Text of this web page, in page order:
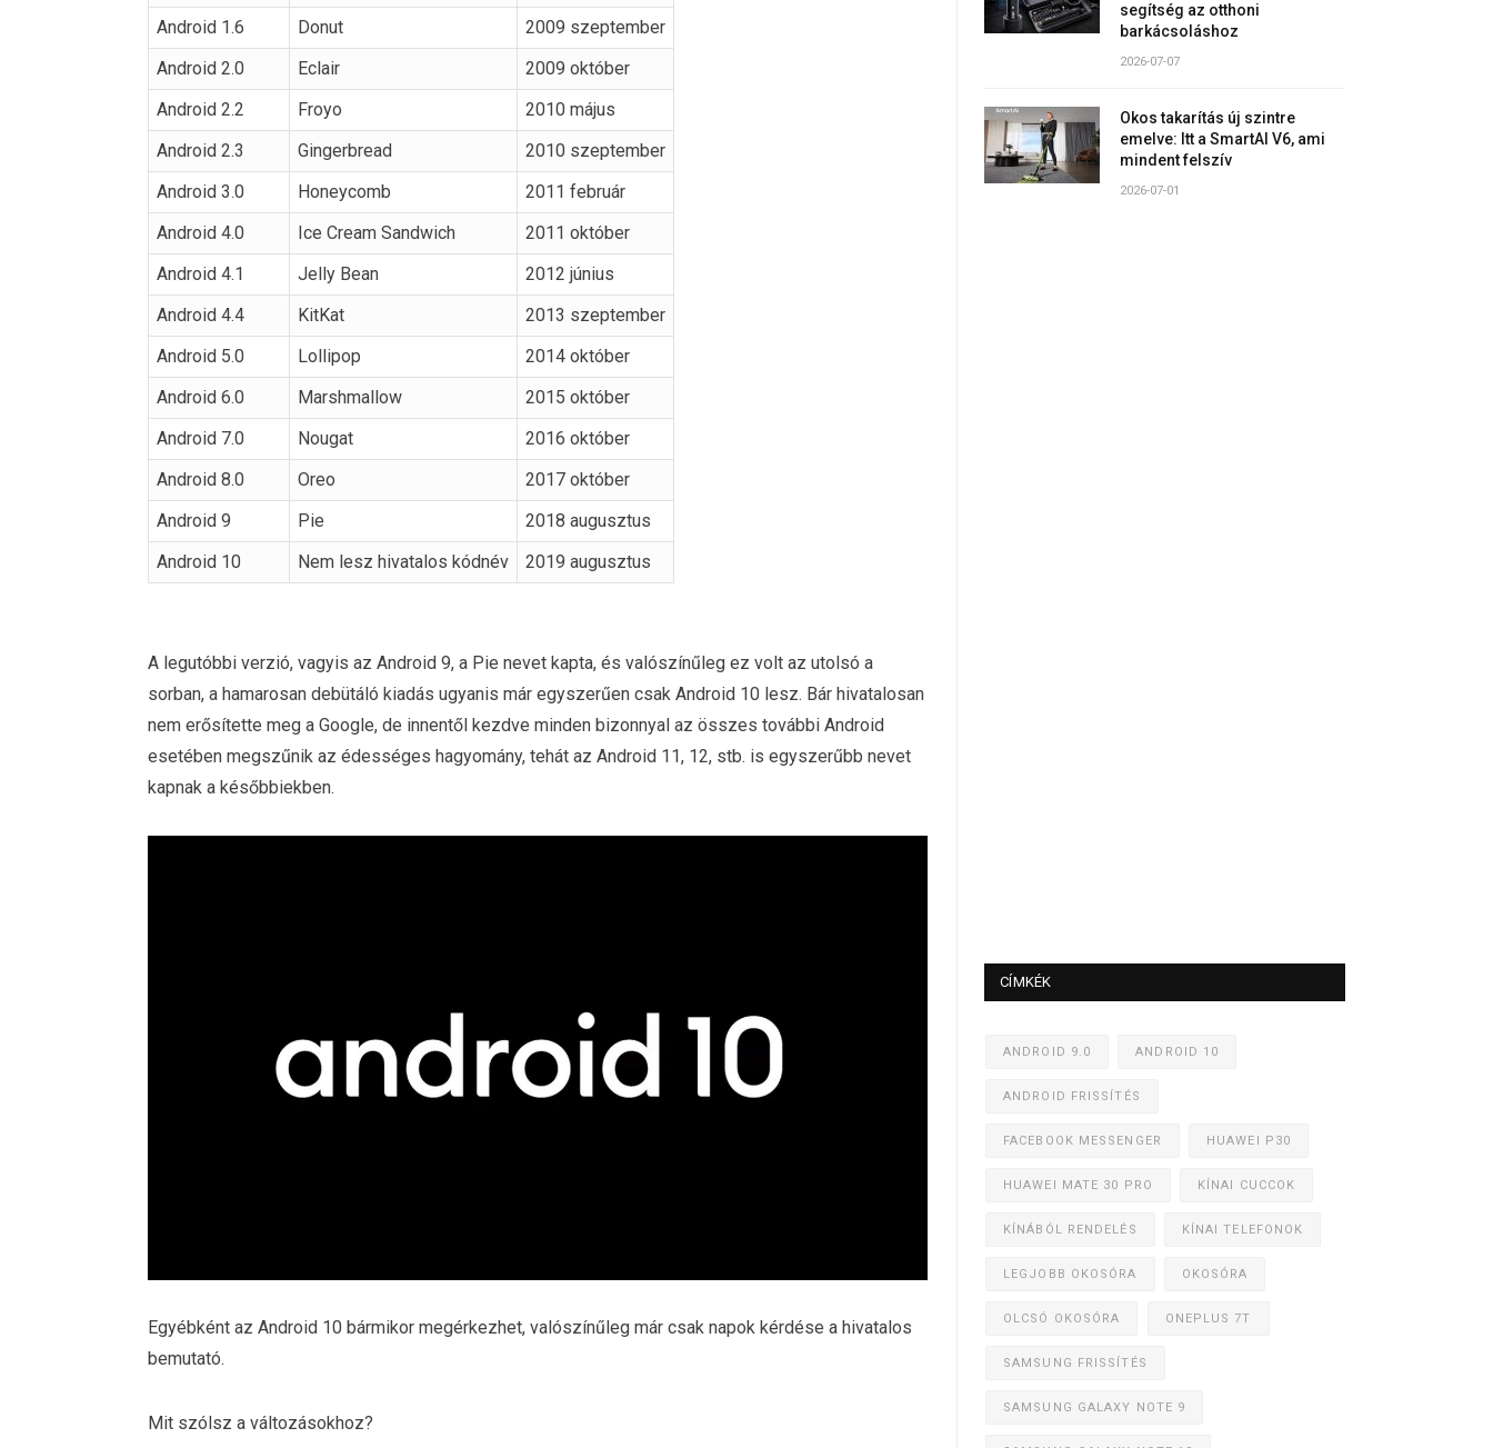
Android 1.6
Donut
2009 szeptember
Android 2.0
Eclair
2009 október
Android 2.2
Froyo
2010 május
Android 2.3
Gingerbread
2010 szeptember
Android 3.0
Honeycomb
2011 február
Android 4.0
Ice Cream Sandwich
2011 október
Android 4.1
Jelly Bean
2012 június
Android 4.4
KitKat
2013 szeptember
Android 5.0
Lollipop
2014 október
Android 6.0
Marshmallow
2015 október
Android 7.0
Nougat
2016 október
Android 8.0
Oreo
2017 október
Android 9
Pie
2018 augusztus
Android 10
Nem lesz hivatalos kódnév 2019 augusztus
A legutóbbi verzió, vagyis az Android 9, a Pie nevet kapta, és valószínűleg ez volt az utolsó a
sorban, a hamarosan debütáló kiadás ugyanis már egyszerűen csak Android 10 lesz. Bár hivatalosan
nem erősítette meg a Google, de innentől kezdve minden bizonnyal az összes további Android
esetében megszűnik az édességes hagyomány, tehát az Android 11, 12, stb. is egyszerűbb nevet
kapnak a későbbiekben.
Egyébként az Android 10 bármikor megérkezhet, valószínűleg már csak napok kérdése a hivatalos
bemutató.
Mit szólsz a változásokhoz?
segítség az otthoni
barkácsoláshoz
2026-07-07
Okos takarítás új szintre
emelve: Itt a SmartAI V6, ami
mindent felszív
2026-07-01
CÍMKÉK
ANDROID 9.0 ANDROID 10
ANDROID FRISSÍTÉS
FACEBOOK MESSENGER HUAWEI P30
HUAWEI MATE 30 PRO KÍNAI CUCCOK
KÍNÁBÓL RENDELÉS KÍNAI TELEFONOK
LEGJOBB OKOSÓRA OKOSÓRA
OLCSÓ OKOSÓRA ONEPLUS 7T
SAMSUNG FRISSÍTÉS
SAMSUNG GALAXY NOTE 9